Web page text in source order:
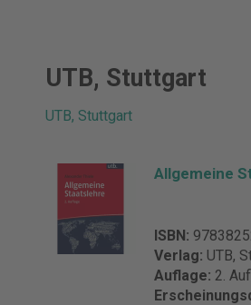
UTB, Stuttgart
UTB, Stuttgart
Allgemeine
ISBN:
Verlag: UTB,
Auflage: 2.